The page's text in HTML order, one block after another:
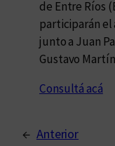
de Entre Ríos
participarán el
junto a Juan
Gustavo
Consultá acá
← Anterior